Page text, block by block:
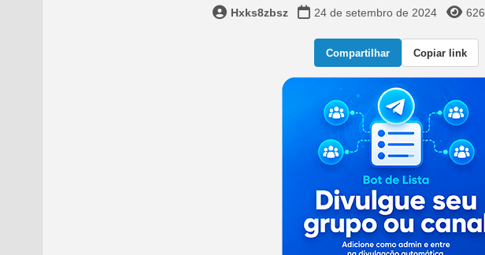
Hxks8zbsz 24 de setembro de 2024 626
Compartilhar Copiar link